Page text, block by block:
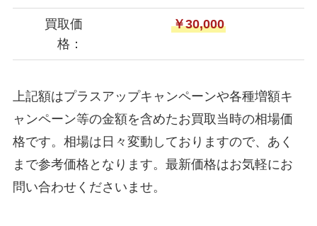
買取価
格：
￥30,000
上記額はプラスアップキャンペーンや各種増額キ
ャンペーン等の金額を含めたお買取当時の相場価
格です。相場は日々変動しておりますので、あく
まで参考価格となります。最新価格はお気軽にお
問い合わせくださいませ。